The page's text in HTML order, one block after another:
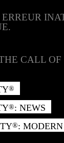
CALL
®
®: NEWS
®: